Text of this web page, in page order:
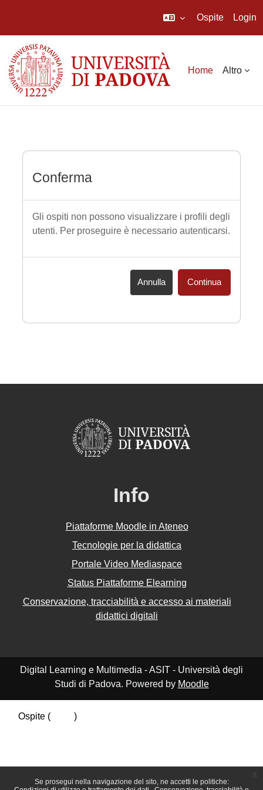
Se prosegui nella navigazione del sito, ne accetti le politiche:
Ospite Login
Home Altro
Conferma
Gli ospiti non possono visualizzare i profili degli
utenti. Per proseguire è necessario autenticarsi.
Annulla Continua
Info
Piattaforme Moodle in Ateneo
Tecnologie per la didattica
Portale Video Mediaspace
Status Piattaforme Elearning
Conservazione, tracciabilità e accesso ai materiali
didattici digitali
Digital Learning e Multimedia - ASIT - Università degli
Studi di Padova. Powered by Moodle
Ospite (
)